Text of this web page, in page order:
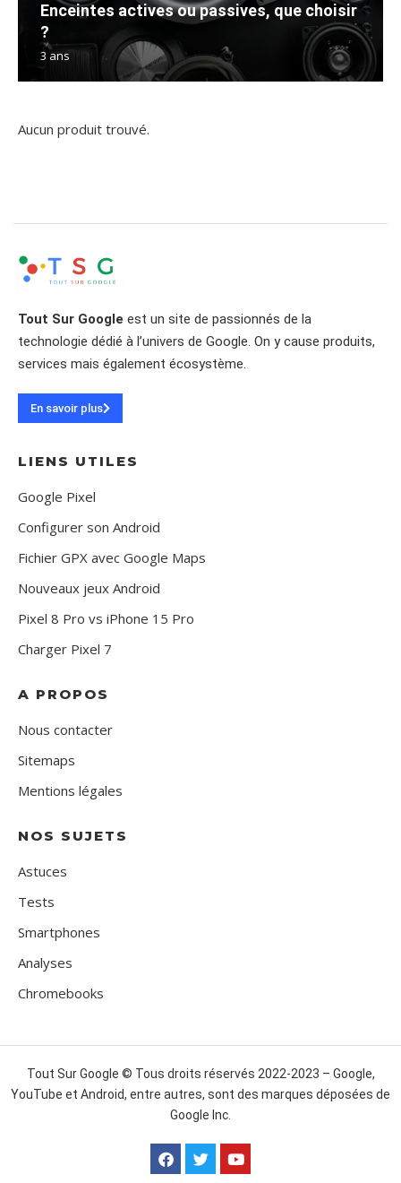
Enceintes actives ou passives, que choisir
?
3 ans
Aucun produit trouvé.
Tout Sur Google est un site de passionnés de la
technologie dédié à l’univers de Google. On y cause produits,
services mais également écosystème.
En savoir plus
LIENS UTILES
Google Pixel
Configurer son Android
Fichier GPX avec Google Maps
Nouveaux jeux Android
Pixel 8 Pro vs iPhone 15 Pro
Charger Pixel 7
A PROPOS
Nous contacter
Sitemaps
Mentions légales
NOS SUJETS
Astuces
Tests
Smartphones
Analyses
Chromebooks
Tout Sur Google © Tous droits réservés 2022-2023 – Google,
YouTube et Android, entre autres, sont des marques déposées de
Google Inc.